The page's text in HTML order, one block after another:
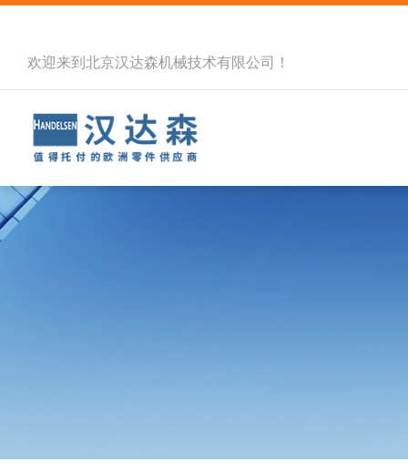
欢迎来到北京汉达森机械技术有限公司！